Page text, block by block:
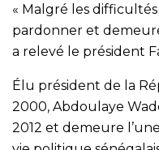
« Malgré les difficultés
pardonner et
a relevé le président
Élu président de la
2000, Abdoulaye
2012 et demeure